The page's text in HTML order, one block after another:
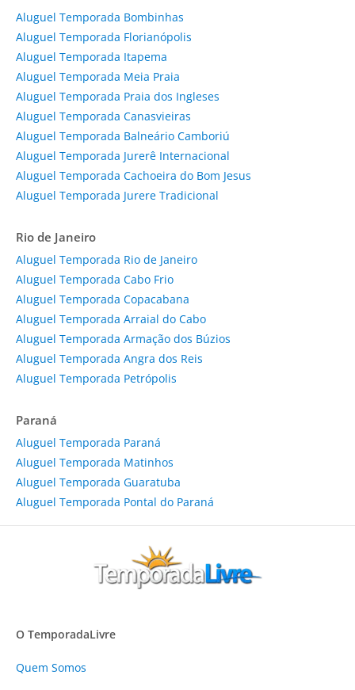
Aluguel Temporada Bombinhas
Aluguel Temporada Florianópolis
Aluguel Temporada Itapema
Aluguel Temporada Meia Praia
Aluguel Temporada Praia dos Ingleses
Aluguel Temporada Canasvieiras
Aluguel Temporada Balneário Camboriú
Aluguel Temporada Jurerê Internacional
Aluguel Temporada Cachoeira do Bom Jesus
Aluguel Temporada Jurere Tradicional
Rio de Janeiro
Aluguel Temporada Rio de Janeiro
Aluguel Temporada Cabo Frio
Aluguel Temporada Copacabana
Aluguel Temporada Arraial do Cabo
Aluguel Temporada Armação dos Búzios
Aluguel Temporada Angra dos Reis
Aluguel Temporada Petrópolis
Paraná
Aluguel Temporada Paraná
Aluguel Temporada Matinhos
Aluguel Temporada Guaratuba
Aluguel Temporada Pontal do Paraná
O TemporadaLivre
Quem Somos